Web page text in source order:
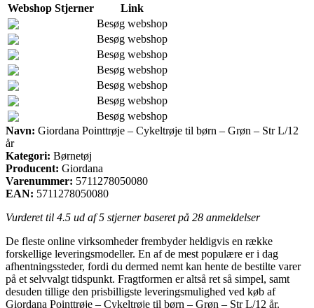
Webshop Stjerner
Link
Besøg webshop
Besøg webshop
Besøg webshop
Besøg webshop
Besøg webshop
Besøg webshop
Besøg webshop
Navn: Giordana Pointtrøje – Cykeltrøje til børn – Grøn – Str L/12
år
Kategori: Børnetøj
Producent: Giordana
Varenummer: 5711278050080
EAN: 5711278050080
Vurderet til 4.5 ud af 5 stjerner baseret på 28 anmeldelser
De fleste online virksomheder frembyder heldigvis en række
forskellige leveringsmodeller. En af de mest populære er i dag
afhentningssteder, fordi du dermed nemt kan hente de bestilte varer
på et selvvalgt tidspunkt. Fragtformen er altså ret så simpel, samt
desuden tillige den prisbilligste leveringsmulighed ved køb af
Giordana Pointtrøje – Cykeltrøje til børn – Grøn – Str L/12 år.